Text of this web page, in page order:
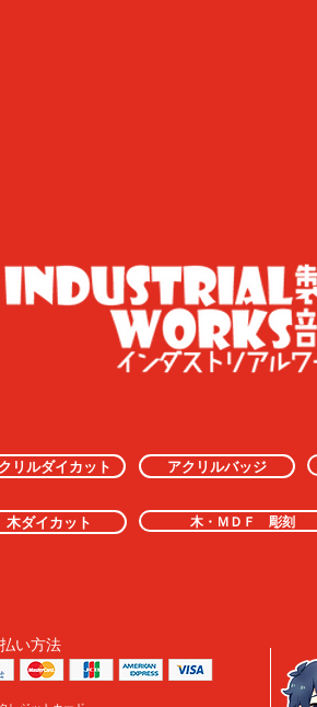
リルダイカット アクリルバッジ
木ダイカット 木・ＭＤＦ 彫刻
い方法